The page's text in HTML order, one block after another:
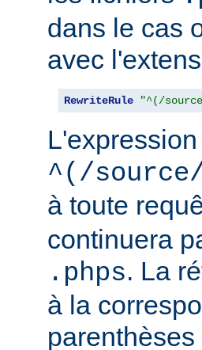
dans le cas
avec
RewriteRule "^(/
^(/
à toute
continuera
.phps. La
à la